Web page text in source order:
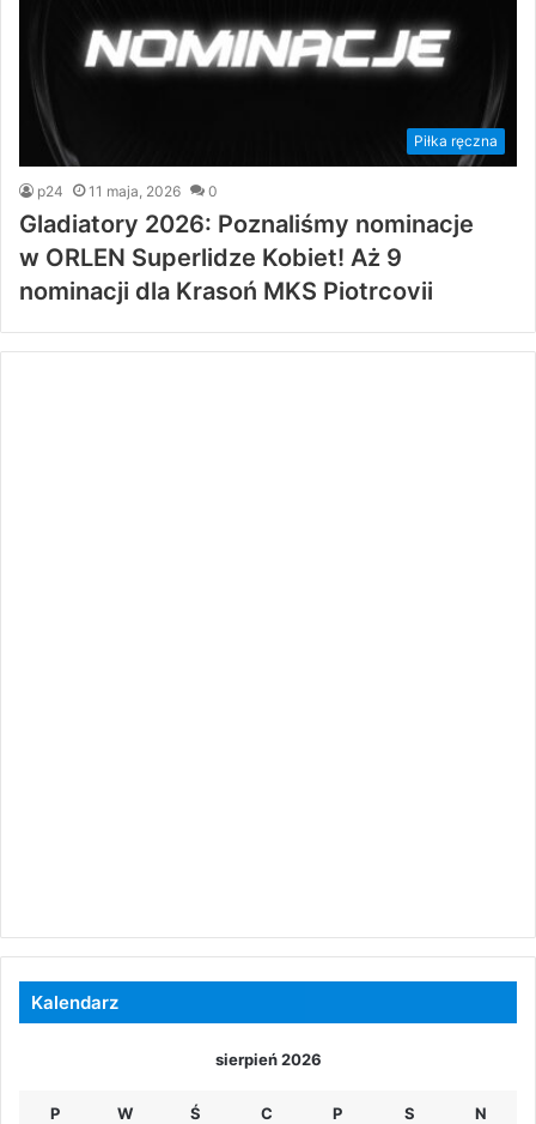
Piłka ręczna
p24 11 maja, 2026 0
Gladiatory 2026: Poznaliśmy nominacje
w ORLEN Superlidze Kobiet! Aż 9
nominacji dla Krasoń MKS Piotrcovii
Kalendarz
sierpień 2026
P W Ś C P S N